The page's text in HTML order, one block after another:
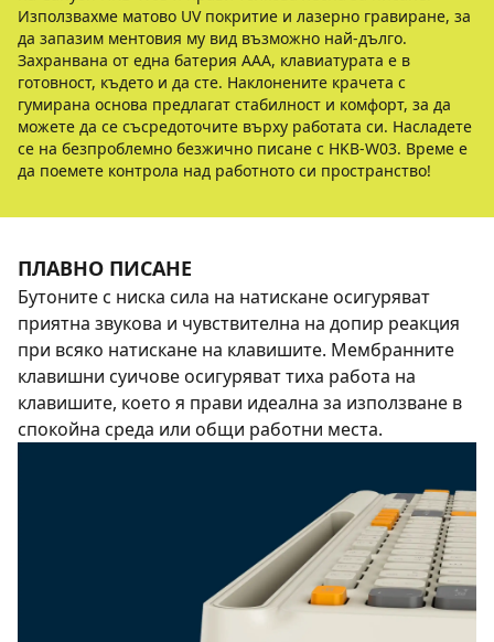
Използвахме матово UV покритие и лазерно гравиране, за
да запазим ментовия му вид възможно най-дълго.
Захранвана от една батерия ААА, клавиатурата е в
готовност, където и да сте. Наклонените крачета с
гумирана основа предлагат стабилност и комфорт, за да
можете да се съсредоточите върху работата си. Насладете
се на безпроблемно безжично писане с HKB-W03. Време е
да поемете контрола над работното си пространство!
ПЛАВНО ПИСАНЕ
Бутоните с ниска сила на натискане осигуряват
приятна звукова и чувствителна на допир реакция
при всяко натискане на клавишите. Мембранните
клавишни суичове осигуряват тиха работа на
клавишите, което я прави идеална за използване в
спокойна среда или общи работни места.